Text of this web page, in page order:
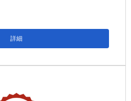
詳細